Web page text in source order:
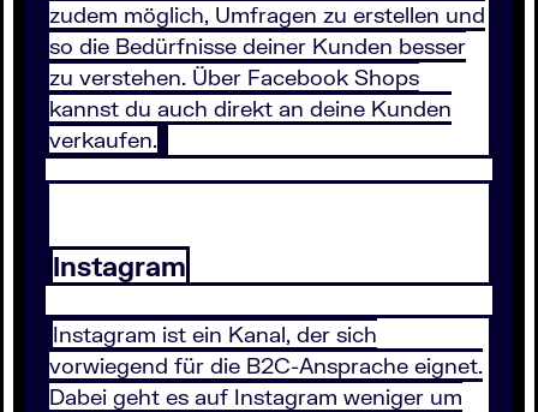
zudem möglich, Umfragen zu erstellen und
so die Bedürfnisse deiner Kunden besser
zu verstehen. Über Facebook Shops
kannst du auch direkt an deine Kunden
verkaufen.
Instagram
Instagram ist ein Kanal, der sich
vorwiegend für die B2C-Ansprache eignet.
Dabei geht es auf Instagram weniger um